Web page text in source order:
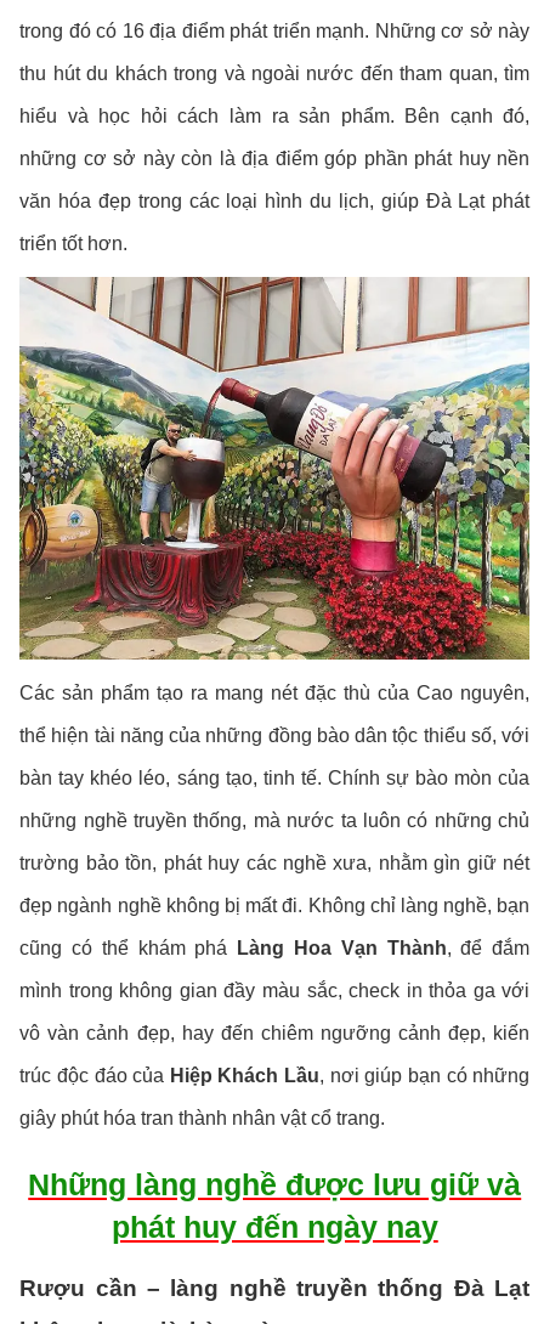
trong đó có 16 địa điểm phát triển mạnh. Những cơ sở này
thu hút du khách trong và ngoài nước đến tham quan, tìm
hiểu và học hỏi cách làm ra sản phẩm. Bên cạnh đó,
những cơ sở này còn là địa điểm góp phần phát huy nền
văn hóa đẹp trong các loại hình du lịch, giúp Đà Lạt phát
triển tốt hơn.
Các sản phẩm tạo ra mang nét đặc thù của Cao nguyên,
thể hiện tài năng của những đồng bào dân tộc thiểu số, với
bàn tay khéo léo, sáng tạo, tinh tế. Chính sự bào mòn của
những nghề truyền thống, mà nước ta luôn có những chủ
trường bảo tồn, phát huy các nghề xưa, nhằm gìn giữ nét
đẹp ngành nghề không bị mất đi. Không chỉ làng nghề, bạn
cũng có thể khám phá Làng Hoa Vạn Thành, để đắm
mình trong không gian đầy màu sắc, check in thỏa ga với
vô vàn cảnh đẹp, hay đến chiêm ngưỡng cảnh đẹp, kiến
trúc độc đáo của Hiệp Khách Lầu, nơi giúp bạn có những
giây phút hóa tran thành nhân vật cổ trang.
Những làng nghề được lưu giữ và
phát huy đến ngày nay
Rượu cần – làng nghề truyền thống Đà Lạt